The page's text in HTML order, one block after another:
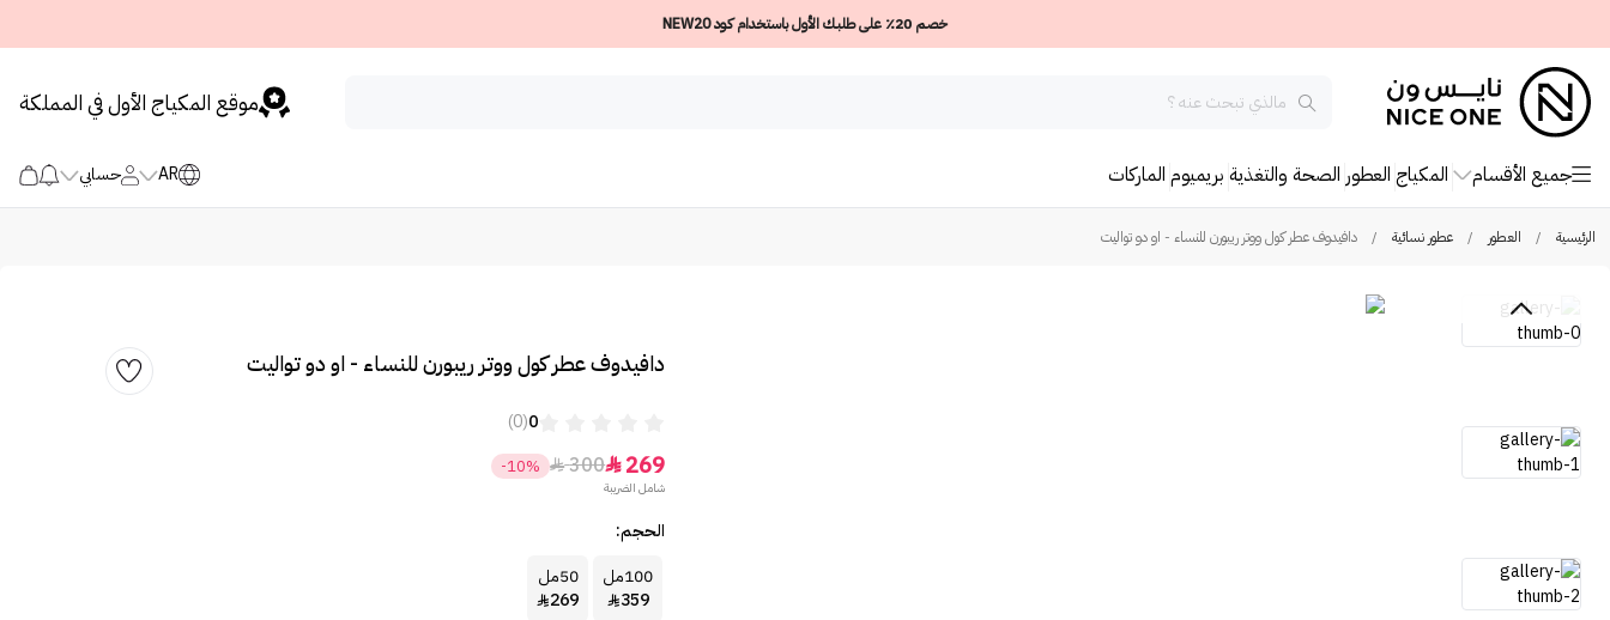
خصم 20٪ على طلبك الأول باستخدام كود NEW20
موقع المكياج الأول في المملكة
جميع الأقسام المكياج العطور الصحة والتغذية بريميوم الماركات AR حسابي
الرئيسية / العطور / عطور نسائية / دافيدوف عطر كول ووتر ريبورن للنساء - او دو تواليت
دافيدوف عطر كول ووتر ريبورن للنساء - او دو تواليت
0
(0)
269

300

-10%
شامل الضريبة
الحجم:
100مل
359

50مل
269
